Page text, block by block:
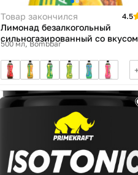
Товар закончился 4.5
Лимонад безалкогольный
сильногазированный со вкусом
ананаса
500 мл Bombbar